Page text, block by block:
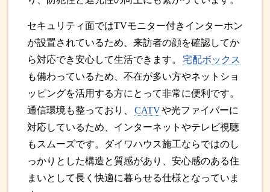
セキュリティ面ではTVモニター付きインターホン
が設置されているため、来訪者の顔を確認してか
ら対応でき安心して生活できます。
宅配ボックス
も備わっているため、不在が多い方やネットショ
ッピングを活用する方にとって非常に便利です。
通信環境も整っており、
CATVや光ファイバーに
対応しているため、インターネットやテレビ視聴
もスムーズです。ダイワハウス施工ならではのし
っかりとした構造と質感があり、安心感のある住
まいとして長く快適に暮らせる仕様となっていま